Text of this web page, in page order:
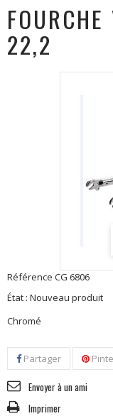
22,2
Référence CG 6806
État : Nouveau produit
Chromé
Partager
Envoyer à un ami
Imprimer